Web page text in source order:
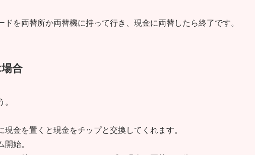
を両替所か両替機に持って行き、現金に両替したら終了です。
合
金を置くと現金をチップと交換してくれます。
始。